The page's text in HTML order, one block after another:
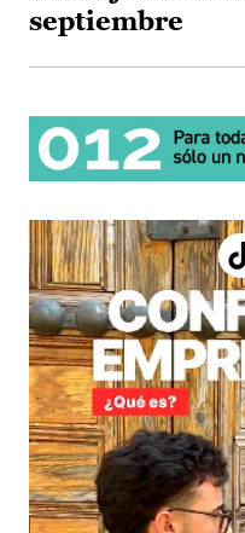
septiembre